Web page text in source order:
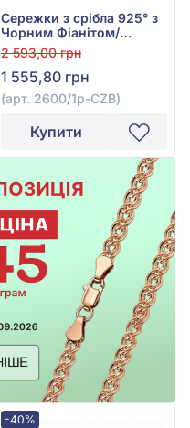
Сережки з срібла 925° з
Чорним Фіанітом/
куб.цирконієм, арт.
2600/1р-CZB
2 593,00 грн
1 555,80 грн
(арт. 2600/1р-CZB)
Купити
-40%